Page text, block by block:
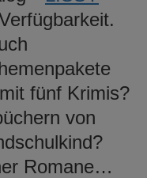
fünf Krimis?
von
Romane…